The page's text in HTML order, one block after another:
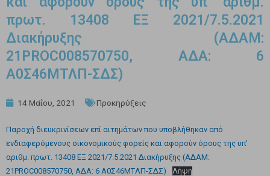
πρωτ. 13408 ΕΞ 2021/7.5.2021
Διακήρυξης (ΑΔΑΜ:
21PROC008570750, ΑΔΑ: 6
Α0Σ46ΜΤΛΠ-ΣΔΣ)
14 Μαΐου, 2021 Προκηρύξεις
Παροχή διευκρινίσεων επί αιτημάτων που υποβλήθηκαν από
ενδιαφερόμενους οικονομικούς φορείς και αφορούν όρους της υπ’
αριθμ. πρωτ. 13408 ΕΞ 2021/7.5.2021 Διακήρυξης (ΑΔΑΜ:
21PROC008570750, ΑΔΑ: 6 Α0Σ46ΜΤΛΠ-ΣΔΣ)
Λήψη